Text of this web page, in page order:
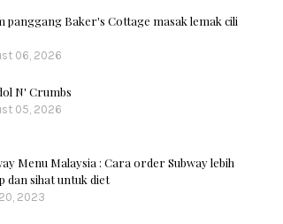
panggang Baker's Cottage masak lemak cili
06, 2026
N' Crumbs
05, 2026
Menu Malaysia : Cara order Subway lebih
dan sihat untuk diet
2023